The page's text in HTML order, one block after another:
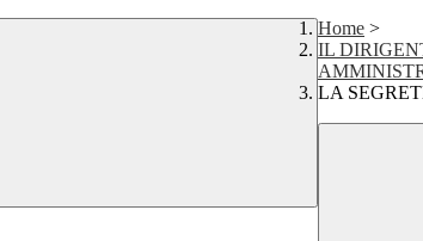
Home >
IL
LA